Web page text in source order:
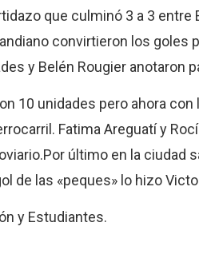
que culminó 3 a 3
convirtieron los goles
y Belén Rougier anotaron
10 unidades pero ahora con
Fatima Areguatí y
último en la ciudad
de las «peques» lo hizo
y Estudiantes.